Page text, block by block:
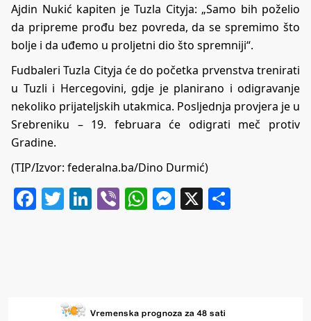
Ajdin Nukić kapiten je Tuzla Cityja: „Samo bih poželio
da pripreme prođu bez povreda, da se spremimo što
bolje i da uđemo u proljetni dio što spremniji“.
Fudbaleri Tuzla Cityja će do početka prvenstva trenirati
u Tuzli i Hercegovini, gdje je planirano i odigravanje
nekoliko prijateljskih utakmica. Posljednja provjera je u
Srebreniku – 19. februara će odigrati meč protiv
Gradine.
(TIP/Izvor: federalna.ba/Dino Durmić)
Facebook
Twitter
LinkedIn
ViberWhatsApp
Messenger
X